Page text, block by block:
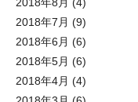
2018年7月 (9)
2018年6月 (6)
2018年5月 (6)
2018年4月 (4)